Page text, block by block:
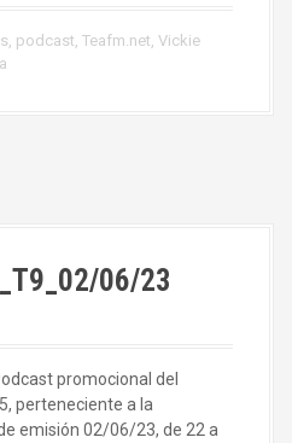
, podcast, Teafm.net, Vickie
06/23
promocional del
perteneciente a la
emisión 02/06/23, de 22 a